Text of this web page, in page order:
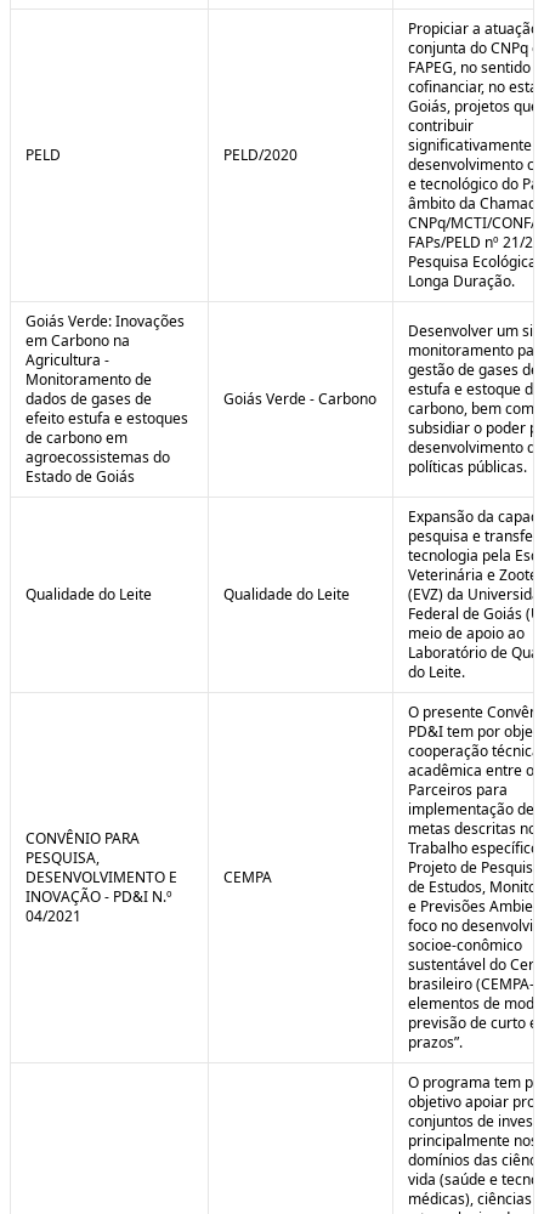
PELD PELD/2020
Propiciar a atuação
conjunta do CNPq e
FAPEG, no sentido
cofinanciar, no
Goiás, projetos que
contribuir
significativamente
desenvolvimento
e tecnológico do
âmbito da Chamada
CNPq/MCTI/
FAPs/PELD nº 21/
Pesquisa Ecológica
Longa Duração.
Goiás Verde: Inovações
em Carbono na
Agricultura -
Monitoramento de
dados de gases de
efeito estufa e estoques
de carbono em
agroecossistemas do
Estado de Goiás
Goiás Verde - Carbono
Desenvolver um
monitoramento
gestão de gases
estufa e estoque de
carbono, bem como
subsidiar o poder
desenvolvimento de
políticas públicas.
Qualidade do Leite Qualidade do Leite
Expansão da
pesquisa e
tecnologia pela
Veterinária e
(EVZ) da
Federal de Goiás
meio de apoio ao
Laboratório de
do Leite.
CONVÊNIO PARA
PESQUISA,
DESENVOLVIMENTO E
INOVAÇÃO - PD&I N.º
04/2021
CEMPA
O presente
PD&I tem por
cooperação técnica
acadêmica entre os
Parceiros para
implementação de
metas descritas no
Trabalho específico
Projeto de
de Estudos,
e Previsões
foco no
socioe-conômico
sustentável do
brasileiro (CEMPA-
elementos de
previsão de curto e
prazos”.
O programa tem
objetivo apoiar
conjuntos de
principalmente nos
domínios das
vida (saúde e
médicas), ciências